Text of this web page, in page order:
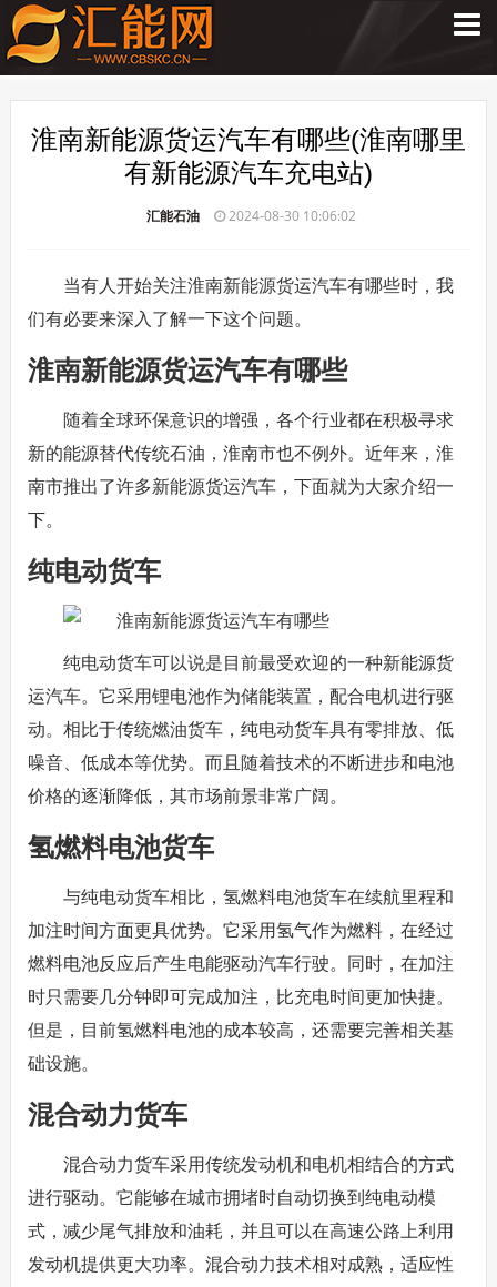
淮南新能源货运汽车有哪些(淮南哪里
有新能源汽车充电站)
汇能石油 2024-08-30 10:06:02
当有人开始关注淮南新能源货运汽车有哪些时，我
们有必要来深入了解一下这个问题。
淮南新能源货运汽车有哪些
随着全球环保意识的增强，各个行业都在积极寻求
新的能源替代传统石油，淮南市也不例外。近年来，淮
南市推出了许多新能源货运汽车，下面就为大家介绍一
下。
纯电动货车
纯电动货车可以说是目前最受欢迎的一种新能源货
运汽车。它采用锂电池作为储能装置，配合电机进行驱
动。相比于传统燃油货车，纯电动货车具有零排放、低
噪音、低成本等优势。而且随着技术的不断进步和电池
价格的逐渐降低，其市场前景非常广阔。
氢燃料电池货车
与纯电动货车相比，氢燃料电池货车在续航里程和
加注时间方面更具优势。它采用氢气作为燃料，在经过
燃料电池反应后产生电能驱动汽车行驶。同时，在加注
时只需要几分钟即可完成加注，比充电时间更加快捷。
但是，目前氢燃料电池的成本较高，还需要完善相关基
础设施。
混合动力货车
混合动力货车采用传统发动机和电机相结合的方式
进行驱动。它能够在城市拥堵时自动切换到纯电动模
式，减少尾气排放和油耗，并且可以在高速公路上利用
发动机提供更大功率。混合动力技术相对成熟，适应性